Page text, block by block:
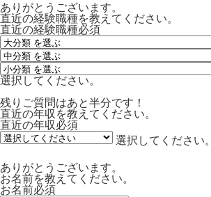
ありがとうございます。
直近の経験職種を教えてください。
直近の経験職種必須
選択してください。
残りご質問はあと半分です！
直近の年収を教えてください。
直近の年収必須
選択してください。
ありがとうございます。
お名前を教えてください。
お名前必須